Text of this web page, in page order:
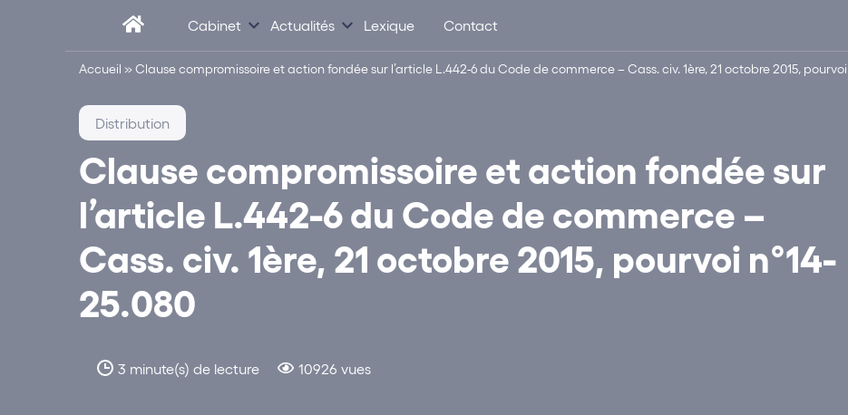
Cabinet Actualités Lexique Contact
Accueil »Clause compromissoire et action fondée sur l’article L.442-6 du Code de commerce – Cass. civ. 1ère, 21 octobre 2015, pourvoi
Clause compromissoire et action fondée sur
l’article L.442-6 du Code de commerce –
Cass. civ. 1ère, 21 octobre 2015, pourvoi n°14-
25.080
3 minute(s) de lecture 10926 vues
Distribution